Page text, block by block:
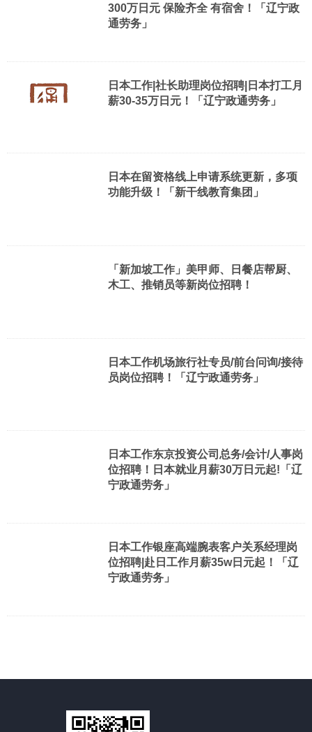
300万日元 保险齐全 有宿舍！「辽宁政
通劳务」
日本工作|社长助理岗位招聘|日本打工月
薪30-35万日元！「辽宁政通劳务」
日本在留资格线上申请系统更新，多项
功能升级！「新干线教育集团」
「新加坡工作」美甲师、日餐店帮厨、
木工、推销员等新岗位招聘！
日本工作机场旅行社专员/前台问询/接待
员岗位招聘！「辽宁政通劳务」
日本工作东京投资公司总务/会计/人事岗
位招聘！日本就业月薪30万日元起!「辽
宁政通劳务」
日本工作银座高端腕表客户关系经理岗
位招聘|赴日工作月薪35w日元起！「辽
宁政通劳务」